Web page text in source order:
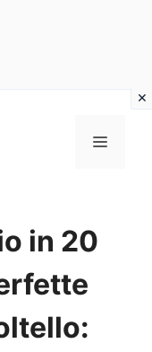
MENU
in 20